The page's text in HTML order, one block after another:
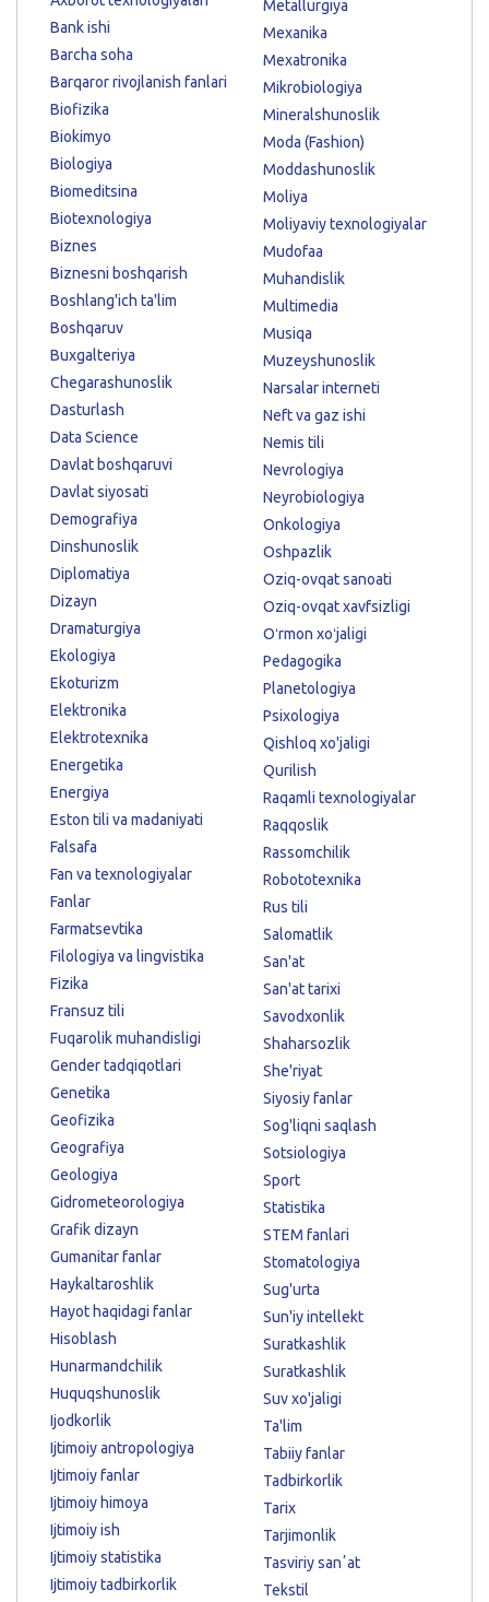
Bank ishi
Barcha soha
Barqaror rivojlanish fanlari
Biofizika
Biokimyo
Biologiya
Biomeditsina
Biotexnologiya
Biznes
Biznesni boshqarish
Boshlang'ich ta'lim
Boshqaruv
Buxgalteriya
Chegarashunoslik
Dasturlash
Data Science
Davlat boshqaruvi
Davlat siyosati
Demografiya
Dinshunoslik
Diplomatiya
Dizayn
Dramaturgiya
Ekologiya
Ekoturizm
Elektronika
Elektrotexnika
Energetika
Energiya
Eston tili va madaniyati
Falsafa
Fan va texnologiyalar
Fanlar
Farmatsevtika
Filologiya va lingvistika
Fizika
Fransuz tili
Fuqarolik muhandisligi
Gender tadqiqotlari
Genetika
Geofizika
Geografiya
Geologiya
Gidrometeorologiya
Grafik dizayn
Gumanitar fanlar
Haykaltaroshlik
Hayot haqidagi fanlar
Hisoblash
Hunarmandchilik
Huquqshunoslik
Ijodkorlik
Ijtimoiy antropologiya
Ijtimoiy fanlar
Ijtimoiy himoya
Ijtimoiy ish
Ijtimoiy statistika
Ijtimoiy tadbirkorlik
Metallurgiya
Mexanika
Mexatronika
Mikrobiologiya
Mineralshunoslik
Moda (Fashion)
Moddashunoslik
Moliya
Moliyaviy texnologiyalar
Mudofaa
Muhandislik
Multimedia
Musiqa
Muzeyshunoslik
Narsalar interneti
Neft va gaz ishi
Nemis tili
Nevrologiya
Neyrobiologiya
Onkologiya
Oshpazlik
Oziq-ovqat sanoati
Oziq-ovqat xavfsizligi
Oʻrmon xoʻjaligi
Pedagogika
Planetologiya
Psixologiya
Qishloq xo'jaligi
Qurilish
Raqamli texnologiyalar
Raqqoslik
Rassomchilik
Robototexnika
Rus tili
Salomatlik
San'at
San'at tarixi
Savodxonlik
Shaharsozlik
She'riyat
Siyosiy fanlar
Sog'liqni saqlash
Sotsiologiya
Sport
Statistika
STEM fanlari
Stomatologiya
Sug'urta
Sun'iy intellekt
Suratkashlik
Suratkashlik
Suv xo'jaligi
Ta'lim
Tabiiy fanlar
Tadbirkorlik
Tarix
Tarjimonlik
Tasviriy sanʼat
Tekstil